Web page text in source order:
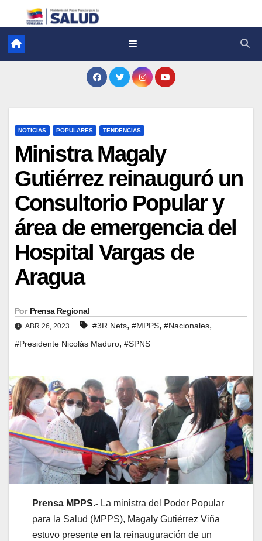
NOTICIAS POPULARES TENDENCIAS
Ministra Magaly
Gutiérrez reinauguró un
Consultorio Popular y
área de emergencia del
Hospital Vargas de
Aragua
Por Prensa Regional
ABR 26, 2023 #3R.Nets, #MPPS, #Nacionales,
#Presidente Nicolás Maduro, #SPNS
Prensa MPPS.- La ministra del Poder Popular
para la Salud (MPPS), Magaly Gutiérrez Viña
estuvo presente en la reinauguración de un